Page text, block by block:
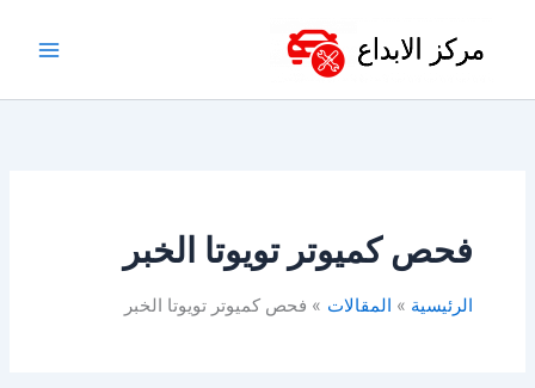
فحص كميوتر تويوتا الخبر
الرئيسية المقالات فحص كميوتر تويوتا الخبر